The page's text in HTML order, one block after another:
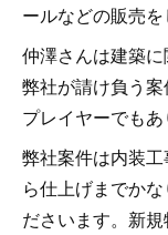
ールなどの販売を
仲澤さんは建築に
弊社が請け負う
プレイヤーでもあ
弊社案件は内装
ら仕上げまでか
ださいます。新